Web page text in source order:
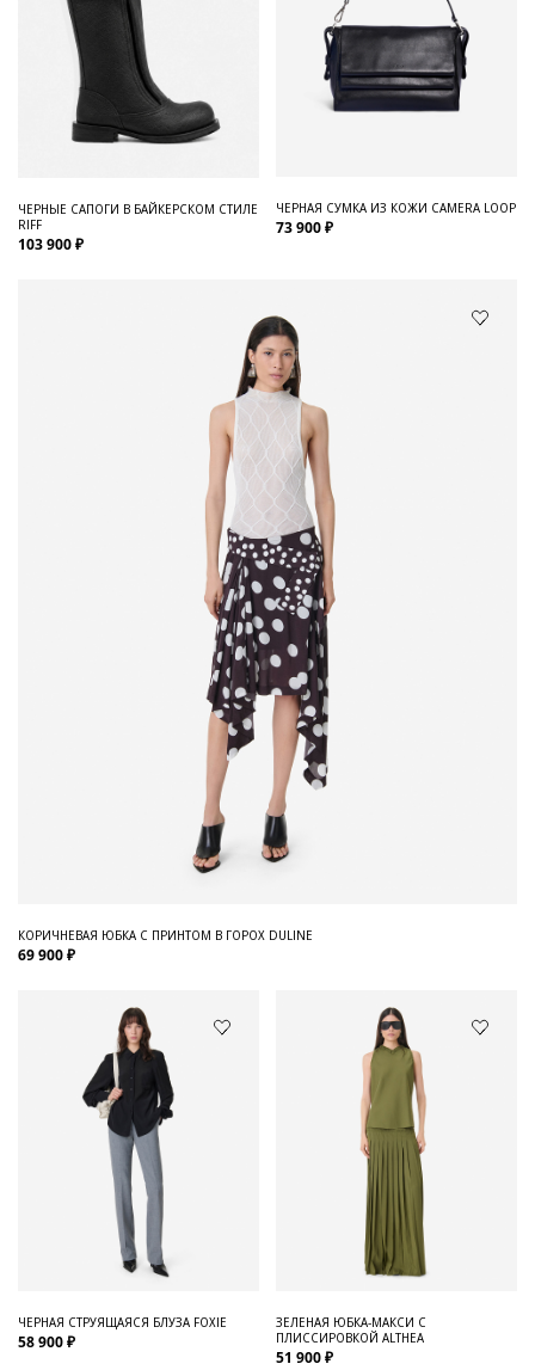
ЧЕРНЫЕ САПОГИ В БАЙКЕРСКОМ СТИЛЕ
RIFF
103 900 ₽
ЧЕРНАЯ СУМКА ИЗ КОЖИ CAMERA LOOP
73 900 ₽
КОРИЧНЕВАЯ ЮБКА С ПРИНТОМ В ГОРОХ DULINE
69 900 ₽
ЧЕРНАЯ СТРУЯЩАЯСЯ БЛУЗА FOXIE
58 900 ₽
ЗЕЛЕНАЯ ЮБКА-МАКСИ С
ПЛИССИРОВКОЙ ALTHEA
51 900 ₽